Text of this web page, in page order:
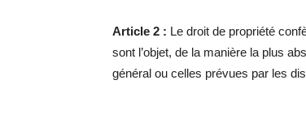
Article 2 : Le droit de propriété
sont l’objet, de la manière la plus
général ou celles prévues par les